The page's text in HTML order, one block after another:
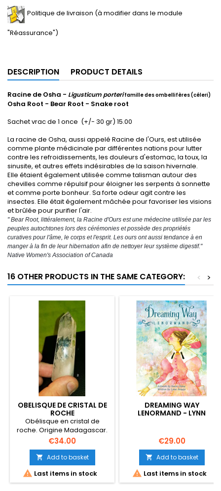
Politique de livraison (à modifier dans le module
"Réassurance")
DESCRIPTION PRODUCT DETAILS
Racine de Osha - Ligusticum porteri famille des ombellifères (céleri)
Osha Root - Bear Root - Snake root
Sachet vrac de 1 once (+/- 30 gr) 15.00
La racine de Osha, aussi appelé Racine de l'Ours, est utilisée
comme plante médicinale par différentes nations pour lutter
contre les refroidissements, les douleurs d'estomac, la toux, la
sinusite, et autres effets indésirables de la saison hivernale.
Elle étaient également utilisée comme talisman autour des
chevilles comme répulsif pour éloigner les serpents à sonnette
et comme porte bonheur. Sa forte odeur agit contre les
insectes. Elle était également mâchée pour favoriser les visions
et brûlée pour purifier l'air.
" Bear Root, littéralement, la Racine d'Ours est une médecine utilisée par les
peuples autochtones lors des cérémonies et possède des propriétés
curatives pour l'âme, le corps et l'esprit. Les ours ont aussi tendance à en
manger à la fin de leur hibernation afin de nettoyer leur système digestif."
Native Women's Association of Canada
16 OTHER PRODUCTS IN THE SAME CATEGORY: >
<
OBELISQUE DE CRISTAL DE
ROCHE
Obélisque en cristal de
roche. Origine Madagascar.
Taille : 9.5 x 2.7 x 2.2 cm Poids :
94 gr image réelle
Price
€34.00
 Add to basket
 Last items in stock
DREAMING WAY
LENORMAND - LYNN
Price
€29.00
 Add to basket
 Last items in stock